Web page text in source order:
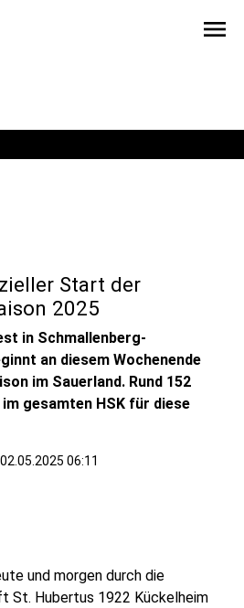
menu
Start der
2025
in Schmallenberg-
an diesem Wochenende
im Sauerland. Rund 152
gesamten HSK für diese
06:11
und morgen durch die
St. Hubertus 1922 Kückelheim